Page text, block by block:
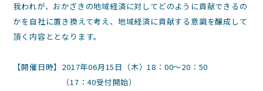
我われが、おかざきの地域経済に対してどのように貢献できるの
かを自社に置き換えて考え、地域経済に貢献する意識を醸成して
頂く内容ととなります。
【開催日時】2017年06月15日（木）18：00～20：50
（17：40受付開始）